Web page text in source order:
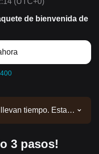
de bienvenida de
tiempo. Esta
esté disponible en
3 pasos!